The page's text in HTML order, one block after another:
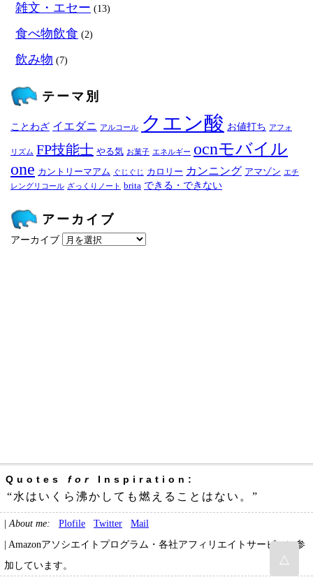
雑文・エセー (13)
食べ物飲食 (2)
飲み物 (7)
テーマ別
ことわざ イエダニ アルコール クエン酸 お値打ち アフォ
リズム FP技能士 やる気 お菓子 エネルギー ocnモバイル
one カントリーマアム ぐじぐじ カロリー カンニング アマゾン エチ
レングリコール ざっくりノート brita できる・できない
アーカイブ
アーカイブ
Quotes for Inspiration:
“水はいくら沸かしても燃えることはない。”
| About me: Plofile Twitter
Mail
| Amazonアソシエイトプログラム・各社アフィリエイトサービスに参
加しています。
△